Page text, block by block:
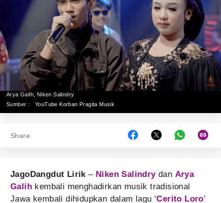
Arya Galih, Niken Salindry
Sumber :
YouTube Korban Pragita Musik
Share
JagoDangdut Lirik– Niken Salindrydan Arya
Galih kembali menghadirkan musik tradisional
Jawa kembali dihidupkan dalam lagu ‘Cerito Loro’